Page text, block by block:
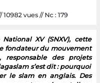
vues // Nc : 179
XV (SNXV), cette
fondateur du mouvement
des projets
s’est dit : pourquoi
le slam en anglais. Des